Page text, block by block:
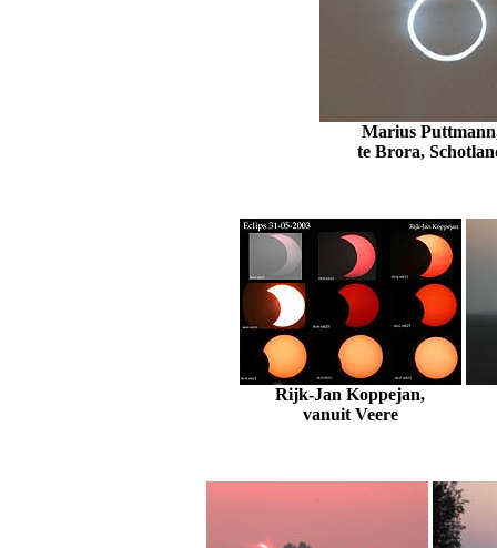
Marius
te Brora,
Rijk-Jan Koppejan,
vanuit Veere